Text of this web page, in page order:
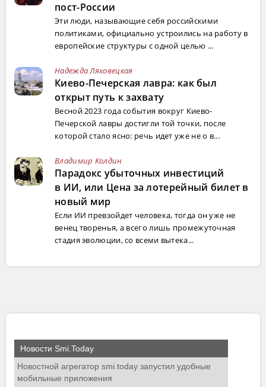
пост-России
Эти люди, называющие себя российскими
политиками, официально устроились на работу в
европейские структуры с одной целью ...
Надежда Ляховецкая
Киево-Печерская лавра: как был
открыт путь к захвату
Весной 2023 года события вокруг Киево-
Печерской лавры достигли той точки, после
которой стало ясно: речь идет уже не о в...
Владимир Колдин
Парадокс убыточных инвестиций
в ИИ, или Цена за лотерейный билет в
новый мир
Если ИИ превзойдет человека, тогда он уже не
венец творенья, а всего лишь промежуточная
стадия эволюции, со всеми вытека...